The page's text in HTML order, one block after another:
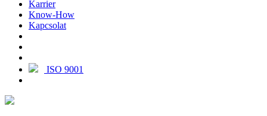
Karrier
Know-How
Kapcsolat
ISO 9001